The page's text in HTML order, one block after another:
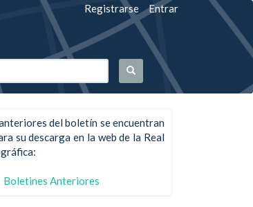
Registrarse Entrar
del boletín se encuentran
su descarga en la web de la Real
Boletines Anteriores